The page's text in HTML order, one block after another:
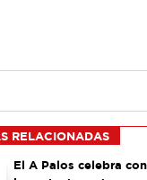
RELACIONADAS
El A Palos celebra